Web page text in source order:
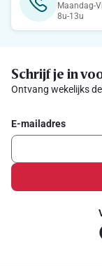
Maandag-
8u-13u
Schrijf je in
Ontvang wekelijks
E-mailadres